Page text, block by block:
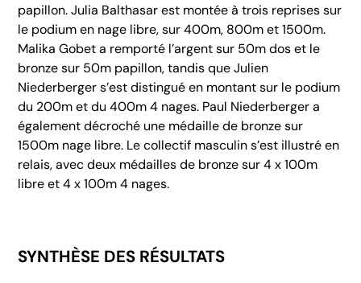
papillon. Julia Balthasar est montée à trois reprises sur
le podium en nage libre, sur 400m, 800m et 1500m.
Malika Gobet a remporté l’argent sur 50m dos et le
bronze sur 50m papillon, tandis que Julien
Niederberger s’est distingué en montant sur le podium
du 200m et du 400m 4 nages. Paul Niederberger a
également décroché une médaille de bronze sur
1500m nage libre. Le collectif masculin s’est illustré en
relais, avec deux médailles de bronze sur 4 x 100m
libre et 4 x 100m 4 nages.
SYNTHÈSE DES RÉSULTATS